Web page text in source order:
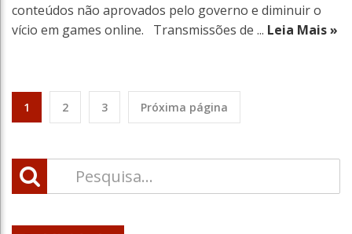
conteúdos não aprovados pelo governo e diminuir o
vício em games online. Transmissões de ... Leia Mais »
1 2 3 Próxima página